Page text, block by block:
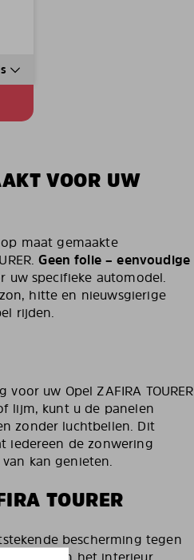
VOOR UW
maat gemaakte
Geen folie – eenvoudige
uw specifieke automodel.
hitte en nieuwsgierige
rijden.
uw Opel ZAFIRA TOURER
lijm, kunt u de panelen
zonder luchtbellen. Dit
iedereen de zonwering
kan genieten.
TOURER
bescherming tegen